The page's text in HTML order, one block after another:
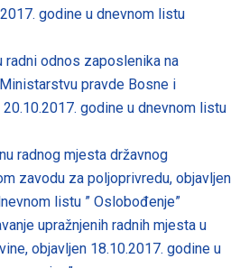
godine u dnevnom listu
radni odnos zaposlenika na
pravde Bosne i
godine u dnevnom listu
radnog mjesta državnog
zavodu za poljoprivredu, objavljen
listu ” Oslobođenje”
upražnjenih radnih mjesta u
objavljen 18.10.2017. godine u